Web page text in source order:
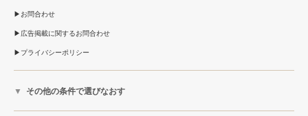
お問合わせ
広告掲載に関するお問合わせ
プライバシーポリシー
その他の条件で選びなおす